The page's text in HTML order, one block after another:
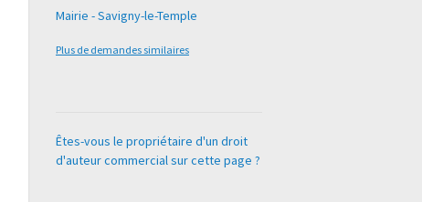
Mairie - Savigny-le-Temple
Plus de demandes similaires
Êtes-vous le propriétaire d'un droit
d'auteur commercial sur cette page ?